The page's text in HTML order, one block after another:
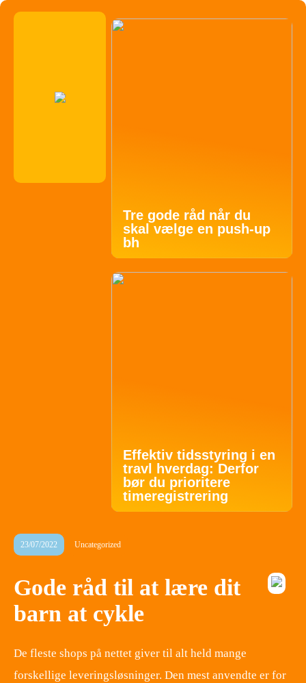
Tre gode råd når du
skal vælge en push-up
bh
Effektiv tidsstyring i en
travl hverdag: Derfor
bør du prioritere
timeregistrering
23/07/2022 Uncategorized
Gode råd til at lære dit
barn at cykle
De fleste shops på nettet giver til alt held mange
forskellige leveringsløsninger. Den mest anvendte er for